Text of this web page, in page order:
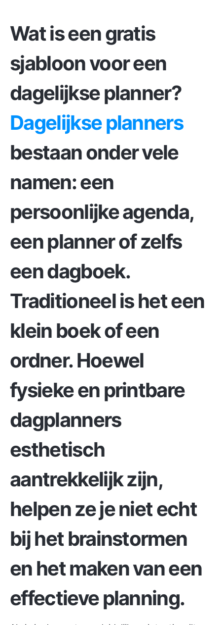
Wat is een gratis
sjabloon voor een
dagelijkse planner?
Dagelijkse planners
bestaan onder vele
namen: een
persoonlijke agenda,
een planner of zelfs
een dagboek.
Traditioneel is het een
klein boek of een
ordner. Hoewel
fysieke en printbare
dagplanners
esthetisch
aantrekkelijk zijn,
helpen ze je niet echt
bij het brainstormen
en het maken van een
effectieve planning.